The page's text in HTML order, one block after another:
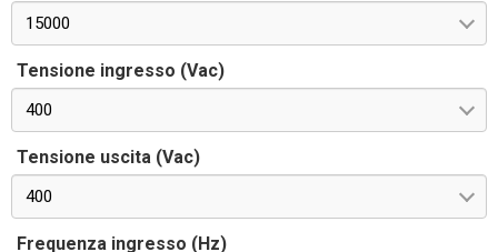
15000
Tensione ingresso (Vac)
400
Tensione uscita (Vac)
400
Frequenza ingresso (Hz)